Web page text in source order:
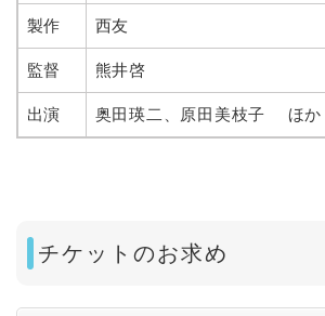
製作 西友
監督 熊井啓
出演 奥田瑛二、原田美枝子 ほか
チケットのお求め